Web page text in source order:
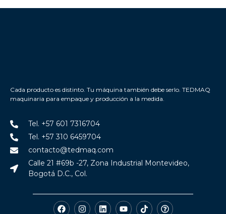
Cada producto es distinto. Tu máquina también debe serlo. TEDMAQ
maquinaria para empaque y producción a la medida.
Tel. +57 601 7316704
Tel. +57 310 6459704
contacto@tedmaq.com
Calle 21 #69b -27, Zona Industrial Montevideo,
Bogotá D.C., Col.